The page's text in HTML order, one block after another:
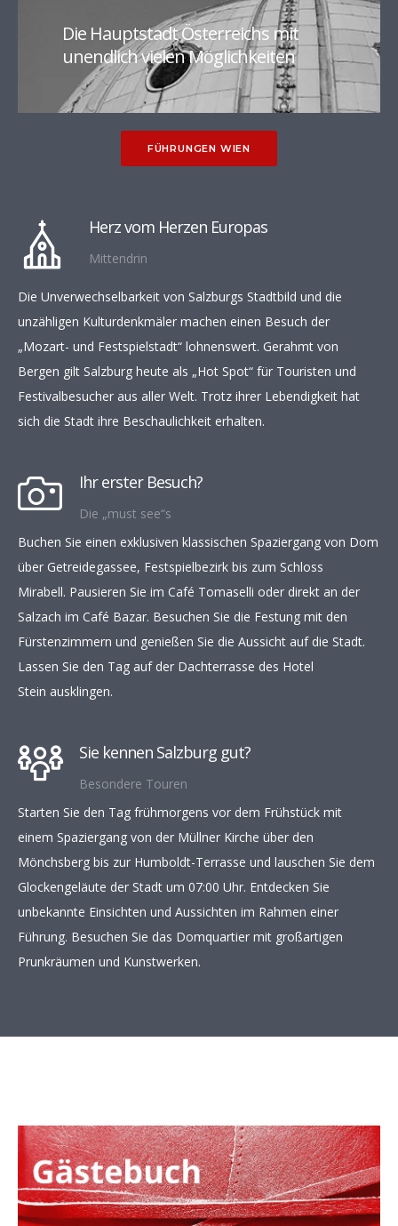
Die Hauptstadt Österreichs mit
unendlich vielen Möglichkeiten
FÜHRUNGEN WIEN
Herz vom Herzen Europas
Mittendrin
Die Unverwechselbarkeit von Salzburgs Stadtbild und die
unzähligen Kulturdenkmäler machen einen Besuch der
„Mozart- und Festspielstadt“ lohnenswert. Gerahmt von
Bergen gilt Salzburg heute als „Hot Spot“ für Touristen und
Festivalbesucher aus aller Welt. Trotz ihrer Lebendigkeit hat
sich die Stadt ihre Beschaulichkeit erhalten.
Ihr erster Besuch?
Die „must see“s
Buchen Sie einen exklusiven klassischen Spaziergang von Dom
über Getreidegassee, Festspielbezirk bis zum Schloss
Mirabell. Pausieren Sie im Café Tomaselli oder direkt an der
Salzach im Café Bazar. Besuchen Sie die Festung mit den
Fürstenzimmern und genießen Sie die Aussicht auf die Stadt.
Lassen Sie den Tag auf der Dachterrasse des Hotel
Stein ausklingen.
Sie kennen Salzburg gut?
Besondere Touren
Starten Sie den Tag frühmorgens vor dem Frühstück mit
einem Spaziergang von der Müllner Kirche über den
Mönchsberg bis zur Humboldt-Terrasse und lauschen Sie dem
Glockengeläute der Stadt um 07:00 Uhr. Entdecken Sie
unbekannte Einsichten und Aussichten im Rahmen einer
Führung. Besuchen Sie das Domquartier mit großartigen
Prunkräumen und Kunstwerken.